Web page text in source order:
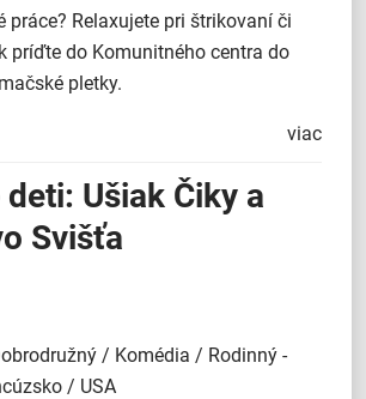
práce? Relaxujete pri štrikovaní či
príďte do Komunitného centra do
pletky.
viac
Ušiak Čiky a
Svišťa
/ Komédia / Rodinný -
/ USA